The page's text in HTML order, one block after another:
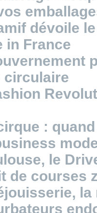
dévoile
in France
circulaire
:
le
de courses